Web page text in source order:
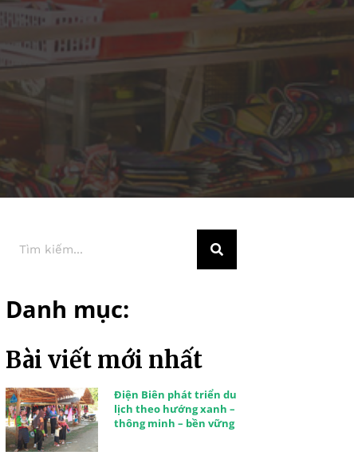
Danh mục:
Bài viết mới nhất
Điện Biên phát triển du
lịch theo hướng xanh –
thông minh – bền vững